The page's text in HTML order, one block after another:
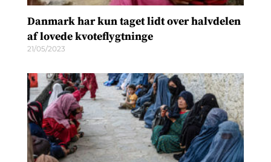
Danmark har kun taget lidt over halvdelen
af lovede kvoteflygtninge
21/05/2023